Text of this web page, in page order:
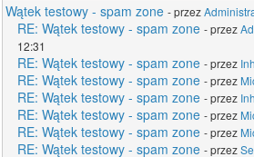
Wątek testowy - spam zone - przez
RE: Wątek testowy - spam zone - przez
12:31
RE: Wątek testowy - spam zone - przez
RE: Wątek testowy - spam zone - przez
RE: Wątek testowy - spam zone - przez
RE: Wątek testowy - spam zone - przez
RE: Wątek testowy - spam zone - przez
RE: Wątek testowy - spam zone - przez